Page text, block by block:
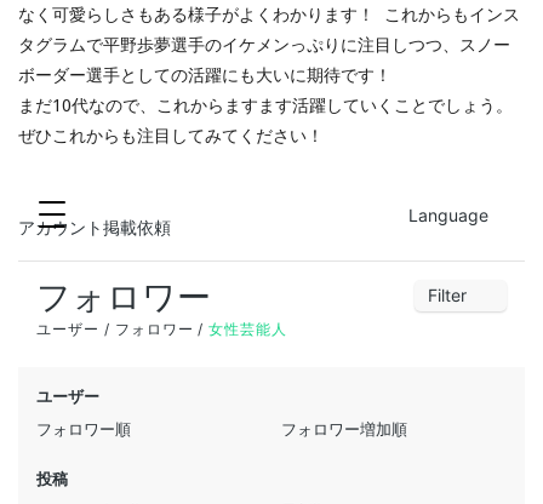
なく可愛らしさもある様子がよくわかります！ これからもインス
タグラムで平野歩夢選手のイケメンっぷりに注目しつつ、スノー
ボーダー選手としての活躍にも大いに期待です！
まだ10代なので、これからますます活躍していくことでしょう。
ぜひこれからも注目してみてください！